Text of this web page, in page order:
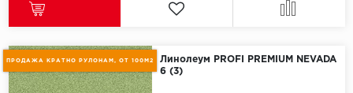
ПРОДАЖА КРАТНО РУЛОНАМ, ОТ 100М2
Линолеум PROFI PREMIUM NEVADA
6 (3)